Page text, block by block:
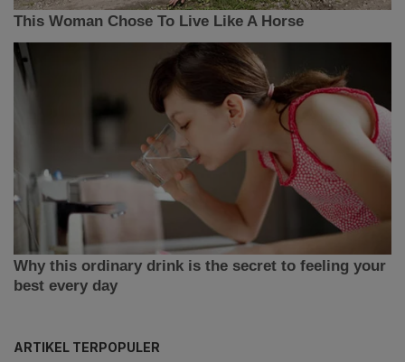
ARTIKEL TERPOPULER